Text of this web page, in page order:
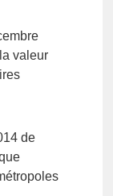
valeur
de